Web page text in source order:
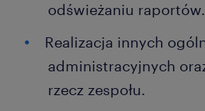
odświeżaniu raportów.
Realizacja innych
administracyjnych
rzecz zespołu.